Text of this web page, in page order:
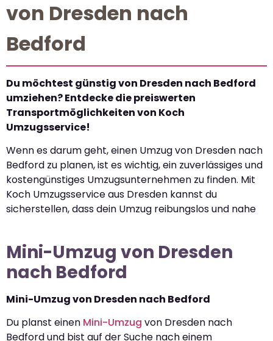
von Dresden nach
Bedford
Du möchtest günstig von Dresden nach Bedford
umziehen? Entdecke die preiswerten
Transportmöglichkeiten von Koch
Umzugsservice!
Wenn es darum geht, einen Umzug von Dresden nach
Bedford zu planen, ist es wichtig, ein zuverlässiges und
kostengünstiges Umzugsunternehmen zu finden. Mit
Koch Umzugsservice aus Dresden kannst du
sicherstellen, dass dein Umzug reibungslos und nahe
Mini-Umzug von Dresden
nach Bedford
Mini-Umzug von Dresden nach Bedford
Du planst einen Mini-Umzug von Dresden nach
Bedford und bist auf der Suche nach einem